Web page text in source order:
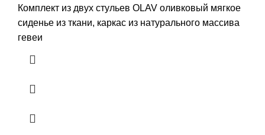
Комплект из двух стульев OLAV оливковый мягкое
сиденье из ткани, каркас из натурального массива
гевеи